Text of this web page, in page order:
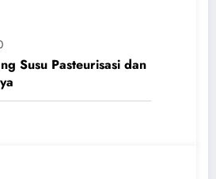
Susu Pasteurisasi dan